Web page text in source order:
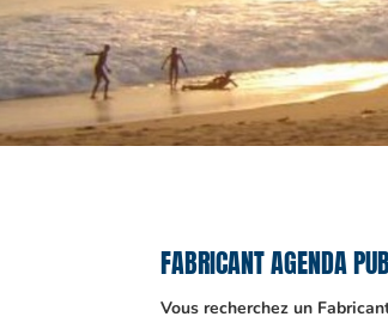
FABRICANT AGENDA
Vous recherchez un